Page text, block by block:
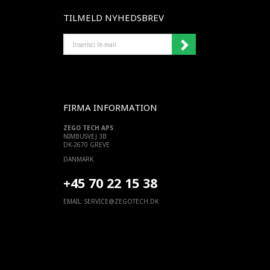
TILMELD NYHEDSBREV
MAIL
FIRMA INFORMATION
ZEGO TECH APS
NIMBUSVEJ 3B
DK-2670 GREVE
DANMARK
+45 70 22 15 38
EMAIL: SERVICE@ZEGOTECH.DK